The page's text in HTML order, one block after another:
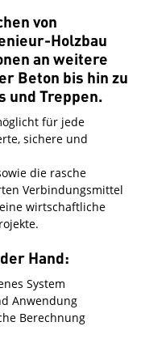
von
Holzbau
an weitere
Beton bis hin zu
und Treppen.
für jede
sichere und
die rasche
Verbindungsmittel
wirtschaftliche
Hand:
System
Anwendung
Berechnung